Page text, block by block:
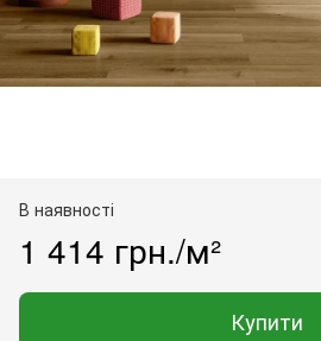
В наявності
1 414 грн./м²
Купити